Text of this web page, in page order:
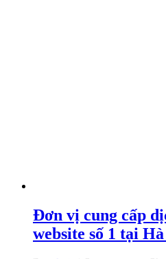
Đơn vị cung cấp
website số 1 tại